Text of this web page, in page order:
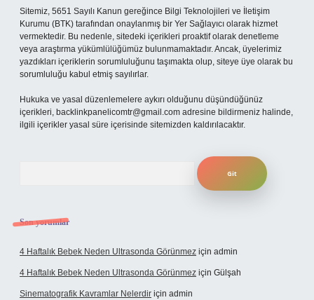
Sitemiz, 5651 Sayılı Kanun gereğince Bilgi Teknolojileri ve İletişim
Kurumu (BTK) tarafından onaylanmış bir Yer Sağlayıcı olarak hizmet
vermektedir. Bu nedenle, sitedeki içerikleri proaktif olarak denetleme
veya araştırma yükümlülüğümüz bulunmamaktadır. Ancak, üyelerimiz
yazdıkları içeriklerin sorumluluğunu taşımakta olup, siteye üye olarak bu
sorumluluğu kabul etmiş sayılırlar.
Hukuka ve yasal düzenlemelere aykırı olduğunu düşündüğünüz
içerikleri, backlinkpanelicomtr@gmail.com adresine bildirmeniz halinde,
ilgili içerikler yasal süre içerisinde sitemizden kaldırılacaktır.
Son yorumlar
4 Haftalık Bebek Neden Ultrasonda Görünmez için admin
4 Haftalık Bebek Neden Ultrasonda Görünmez için Gülşah
Sinematografik Kavramlar Nelerdir için admin